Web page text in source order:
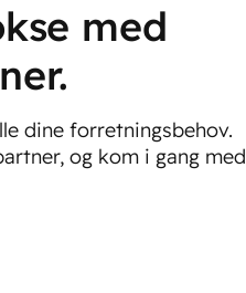
med
dine forretningsbehov.
og kom i gang med